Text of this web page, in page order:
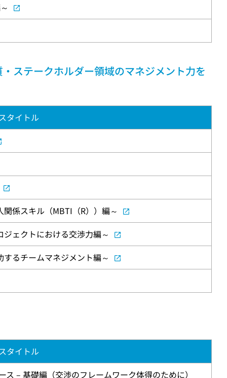
ステークホルダー領域のマネジメント力を
タイトル
係スキル（MBTI（R））編～
ェクトにおける交渉力編～
るチームマネジメント編～
タイトル
– 基礎編（交渉のフレームワーク体得のために）